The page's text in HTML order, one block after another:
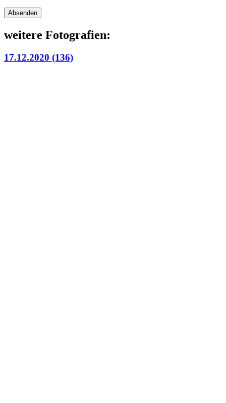
Bitte lasse dieses Feld leer.
weitere Fotografien:
17.12.2020 (136)